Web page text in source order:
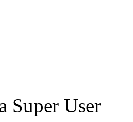
Super User